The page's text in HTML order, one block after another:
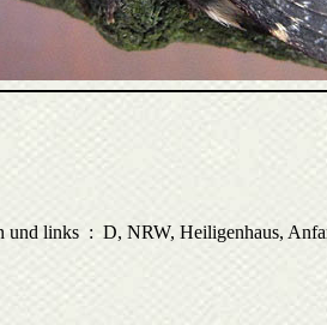
und links : D, NRW, Heiligenhaus,